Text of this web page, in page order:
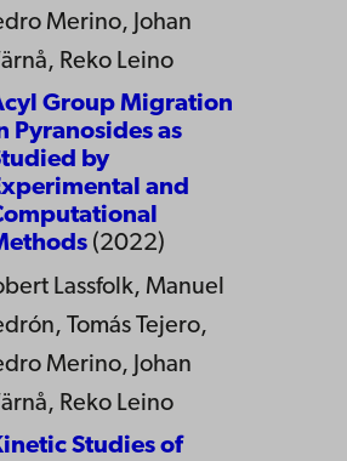
Merino, Johan
Reko Leino
Group Migration
Pyranosides as
by
and
(2022)
Lassfolk, Manuel
Tomás Tejero,
Merino, Johan
Reko Leino
Studies of